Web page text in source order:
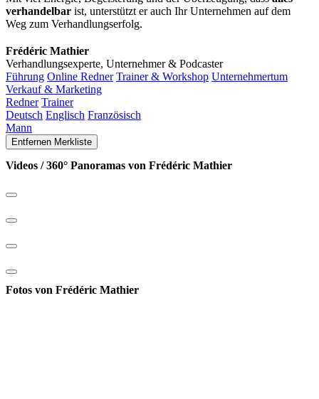
verhandelbar ist, unterstützt er auch Ihr Unternehmen auf dem
Weg zum Verhandlungserfolg.
Frédéric Mathier
Verhandlungsexperte, Unternehmer & Podcaster
Führung Online Redner Trainer & Workshop Unternehmertum
Verkauf & Marketing
Redner Trainer
Deutsch Englisch Französisch
Mann
Entfernen Merkliste
Videos / 360° Panoramas von Frédéric Mathier
Fotos von Frédéric Mathier